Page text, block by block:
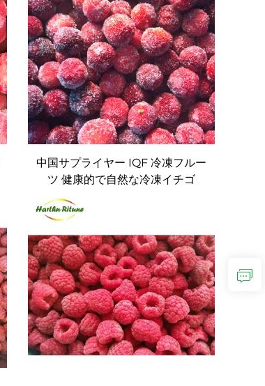
中国サプライヤー IQF 冷凍フルー
ツ 健康的で自然な冷凍イチゴ